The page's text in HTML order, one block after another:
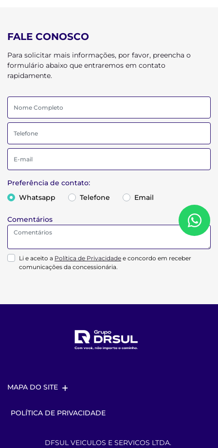
FALE CONOSCO
Para solicitar mais informações, por favor, preencha o
formulário abaixo que entraremos em contato
rapidamente.
Preferência de contato:
Whatsapp
Telefone Email
Comentários
Li e aceito a Política de Privacidade e concordo em receber
comunicações da concessionária.
MAPA DO SITE
POLÍTICA DE PRIVACIDADE
DFSUL VEICULOS E SERVICOS LTDA.